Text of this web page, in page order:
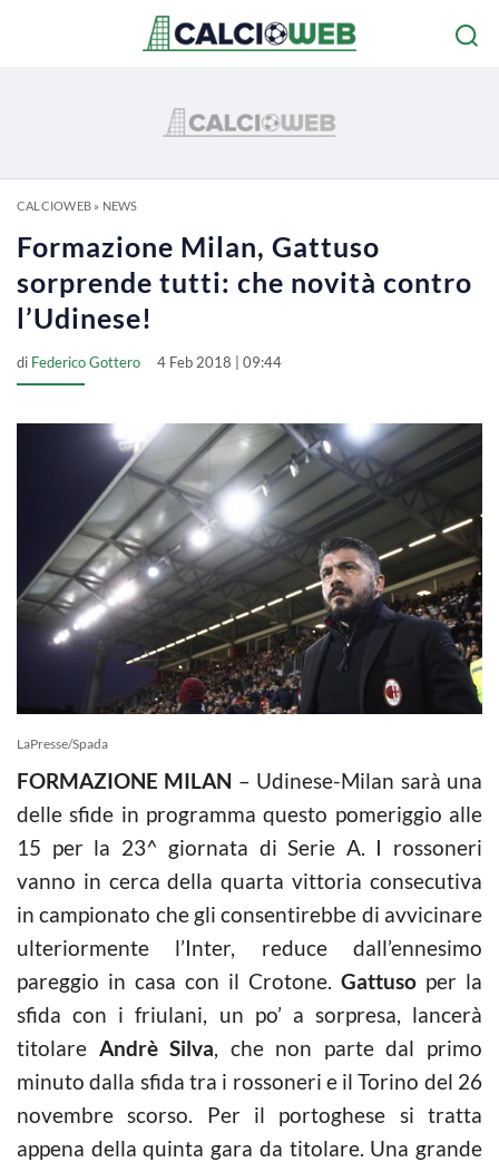
CALCIOWEB» NEWS
Formazione Milan, Gattuso
sorprende tutti: che novità contro
l’Udinese!
di Federico Gottero 4 Feb 2018 | 09:44
LaPresse/Spada
FORMAZIONE MILAN – Udinese-Milan sarà una
delle sfide in programma questo pomeriggio alle
15 per la 23^ giornata di Serie A. I rossoneri
vanno in cerca della quarta vittoria consecutiva
in campionato che gli consentirebbe di avvicinare
ulteriormente l’Inter, reduce dall’ennesimo
pareggio in casa con il Crotone. Gattuso per la
sfida con i friulani, un po’ a sorpresa, lancerà
titolare Andrè Silva, che non parte dal primo
minuto dalla sfida tra i rossoneri e il Torino del 26
novembre scorso. Per il portoghese si tratta
appena della quinta gara da titolare. Una grande